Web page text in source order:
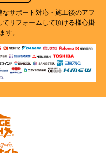
サポート対応・施工後のアフ
リフォームして頂ける様心掛
す。